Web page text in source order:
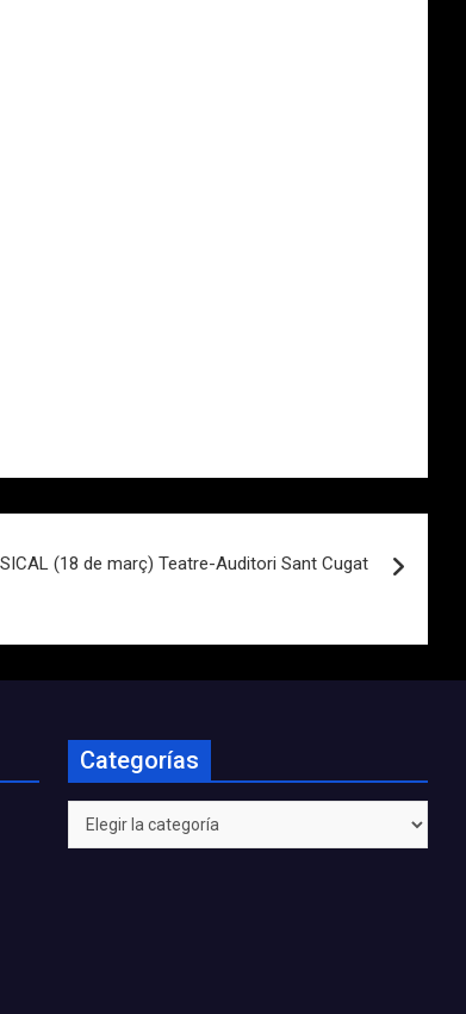
(18 de març) Teatre-Auditori Sant Cugat
Categorías
Categorías